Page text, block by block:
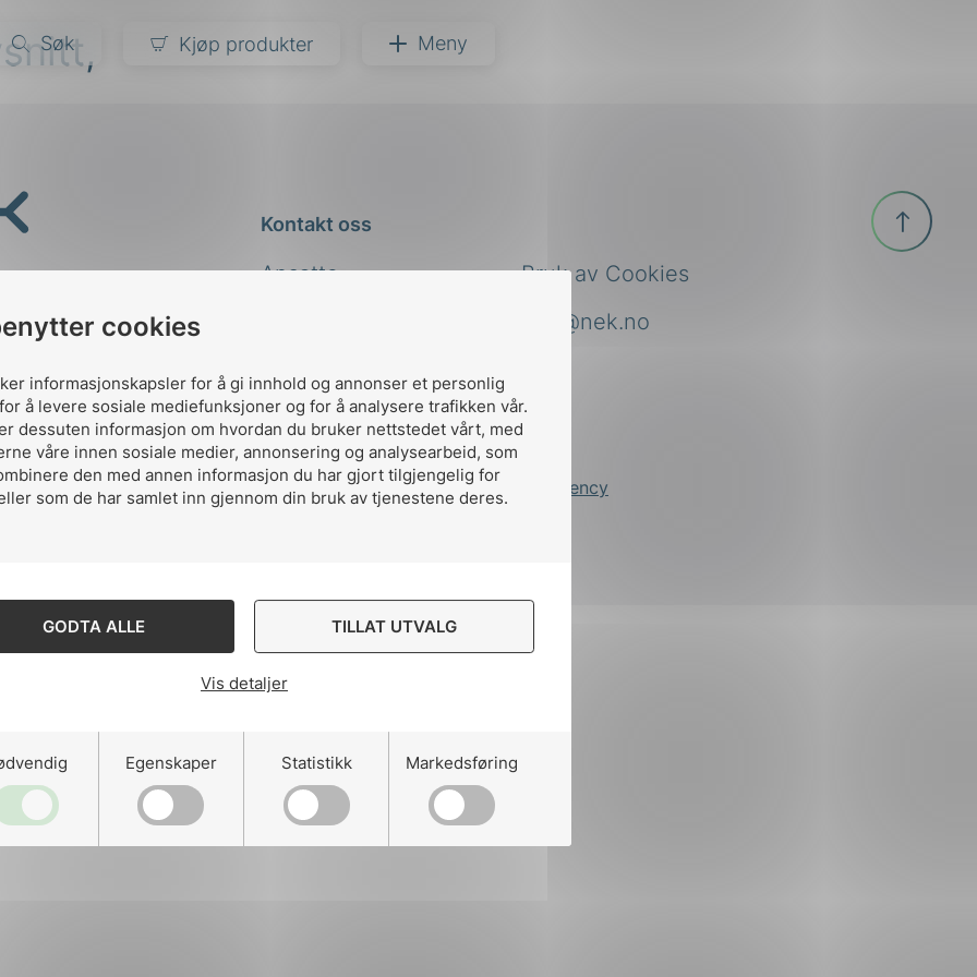
cookies
informasjonskapsler for å gi innhold og annonser et personlig
å levere sosiale mediefunksjoner og for å analysere trafikken vår.
dessuten informasjon om hvordan du bruker nettstedet vårt, med
våre innen sosiale medier, annonsering og analysearbeid, som
den med annen informasjon du har gjort tilgjengelig for
som de har samlet inn gjennom din bruk av tjenestene deres.
GODTA ALLE TILLAT UTVALG
Vis detaljer
Egenskaper Statistikk Markedsføring
Søk Kjøp produkter Meny
Kontakt oss
Ansatte
nek@nek.no
Bruk av Cookies
Designed and developed by Stem Agency
Til
toppen